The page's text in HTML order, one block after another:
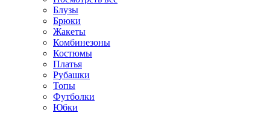
Блузы
Брюки
Жакеты
Комбинезоны
Костюмы
Платья
Рубашки
Топы
Футболки
Юбки